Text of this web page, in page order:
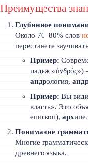
Преимущества
Глубинное
Около 70–80% слов
перестанете
Пример:
падеж «ἀνδρός»)
андрология,
Пример: Вы
власть». Это
епископ),арх
Понимание
Многие
древнего языка.